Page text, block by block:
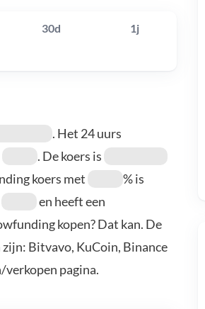
30d 1j
. Het 24 uurs
. De koers is
koers met
% is
en heeft een
kopen? Dat kan. De
Bitvavo, KuCoin, Binance
verkopen pagina.